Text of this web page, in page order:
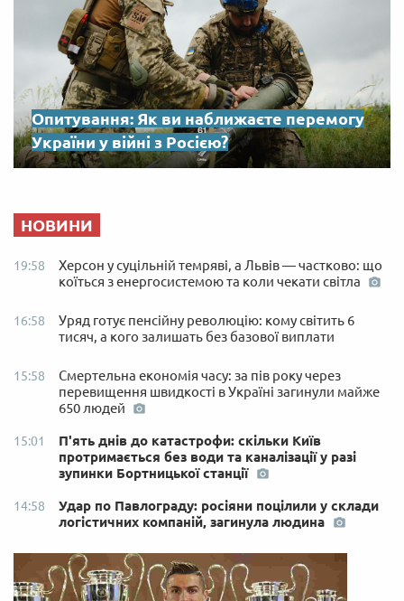
Опитування: Як ви наближаєте перемогу
України у війні з Росією?
НОВИНИ
19:58
Херсон у суцільній темряві, а Львів — частково: що
коїться з енергосистемою та коли чекати світла
16:58
Уряд готує пенсійну революцію: кому світить 6
тисяч, а кого залишать без базової виплати
15:58
Смертельна економія часу: за пів року через
перевищення швидкості в Україні загинули майже
650 людей
15:01
П'ять днів до катастрофи: скільки Київ
протримається без води та каналізації у разі
зупинки Бортницької станції
14:58
Удар по Павлограду: росіяни поцілили у склади
логістичних компаній, загинула людина